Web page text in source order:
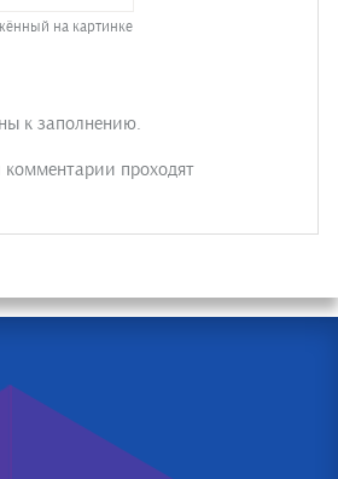
на картинке
к заполнению.
проходят